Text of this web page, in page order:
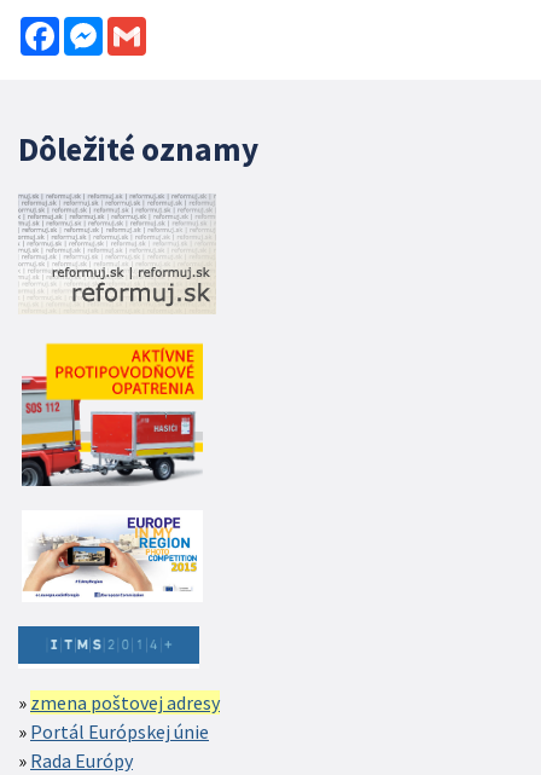
FacebookMessenger
Dôležité oznamy
zmena poštovej adresy
Portál Európskej únie
Rada Európy